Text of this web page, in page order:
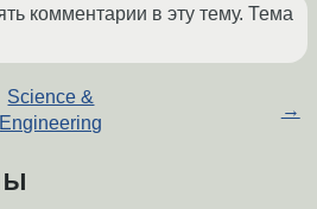
комментарии в эту тему. Тема
Science &
Engineering
→